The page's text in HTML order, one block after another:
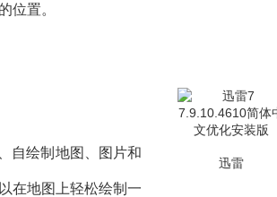
位置。
自绘制地图、图片和
在地图上轻松绘制一
迅雷